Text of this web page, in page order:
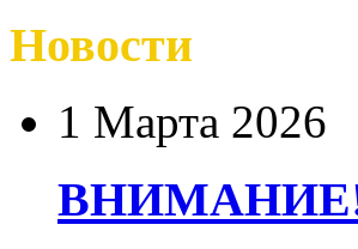
Новости
1 Марта 2026
ВНИМАНИЕ!